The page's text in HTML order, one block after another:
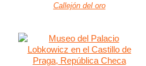
Callejón del oro